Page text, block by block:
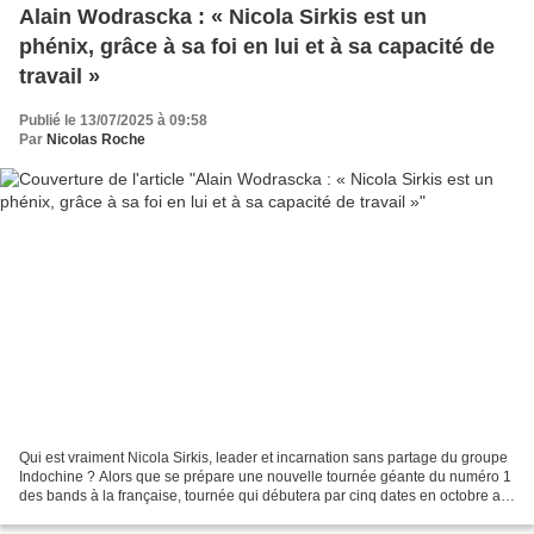
Alain Wodrascka : « Nicola Sirkis est un
phénix, grâce à sa foi en lui et à sa capacité de
travail »
Publié le 13/07/2025 à 09:58
Par Nicolas Roche
Qui est vraiment Nicola Sirkis, leader et incarnation sans partage du groupe
Indochine ? Alors que se prépare une nouvelle tournée géante du numéro 1
des bands à la française, tournée qui débutera par cinq dates en octobre au